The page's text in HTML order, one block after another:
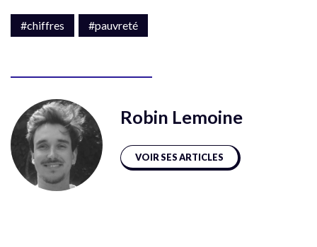
#chiffres #pauvreté
Robin Lemoine
VOIR SES ARTICLES